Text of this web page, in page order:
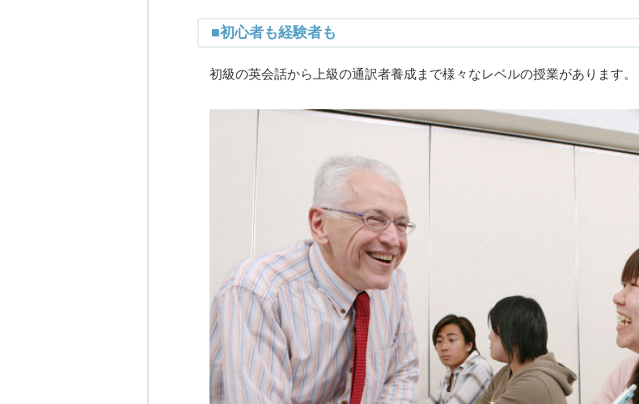
■初心者も経験者も
初級の英会話から上級の通訳者養成まで様々なレベルの授業があります。